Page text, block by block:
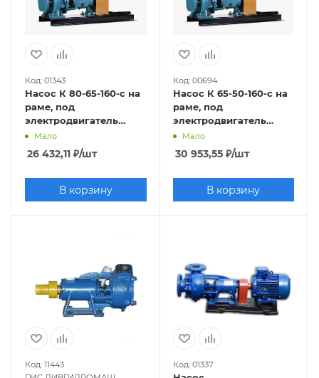
Код: 01343
Насос К 80-65-160-с на
раме, под
электродвигатель
7,5х3000
Мало
26 432,11 ₽/шт
В корзину
Код: 00694
Насос К 65-50-160-с на
раме, под
электродвигатель
5,5х3000
Мало
30 953,55₽/шт
В корзину
Код: 11443
Код: 01337